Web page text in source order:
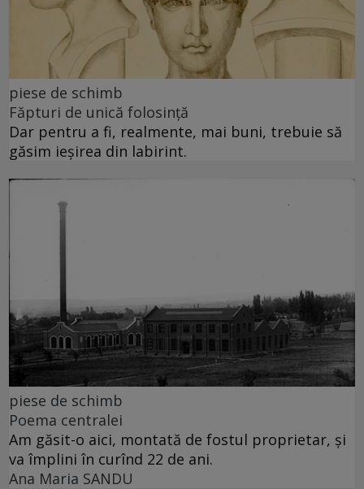
piese de schimb
Făpturi de unică folosință
Dar pentru a fi, realmente, mai buni, trebuie să
găsim ieșirea din labirint.
piese de schimb
Poema centralei
Am găsit-o aici, montată de fostul proprietar, și
va împlini în curînd 22 de ani.
Ana Maria SANDU